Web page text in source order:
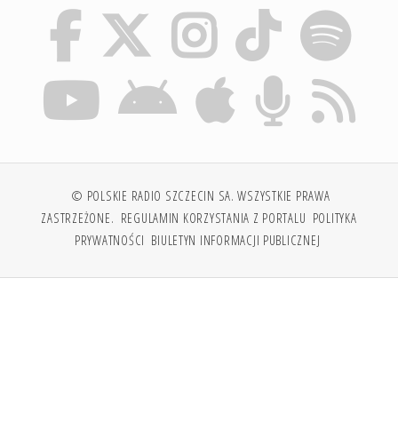
© POLSKIE RADIO SZCZECIN SA. WSZYSTKIE PRAWA
ZASTRZEŻONE. REGULAMIN KORZYSTANIA Z PORTALU POLITYKA
PRYWATNOŚCI BIULETYN INFORMACJI PUBLICZNEJ